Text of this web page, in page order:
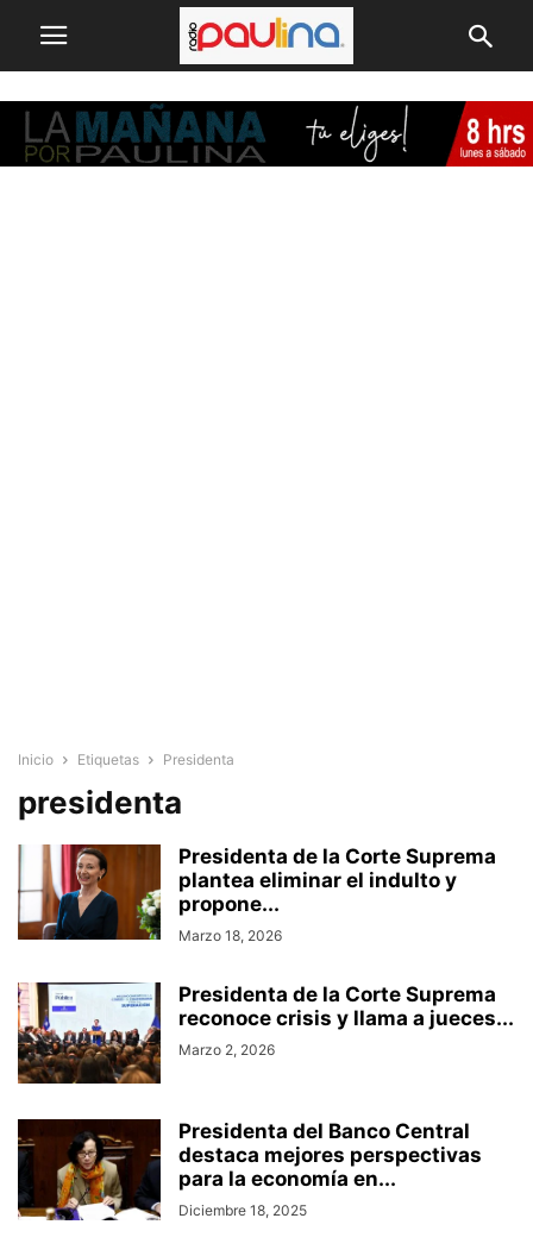
Inicio Etiquetas Presidenta
presidenta
Presidenta de la Corte Suprema
plantea eliminar el indulto y
propone...
Marzo 18, 2026
Presidenta de la Corte Suprema
reconoce crisis y llama a jueces...
Marzo 2, 2026
Presidenta del Banco Central
destaca mejores perspectivas
para la economía en...
Diciembre 18, 2025